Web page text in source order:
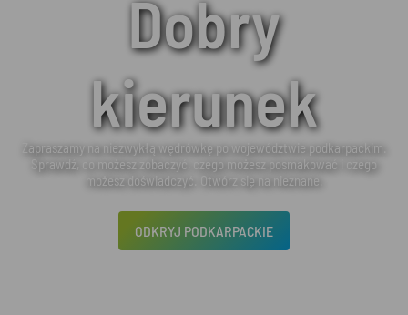
Dobry
kierunek
Zapraszamy na niezwykłą wędrówkę po województwie podkarpackim.
Sprawdź, co możesz zobaczyć, czego możesz posmakować i czego
możesz doświadczyć. Otwórz się na nieznane.
ODKRYJ PODKARPACKIE